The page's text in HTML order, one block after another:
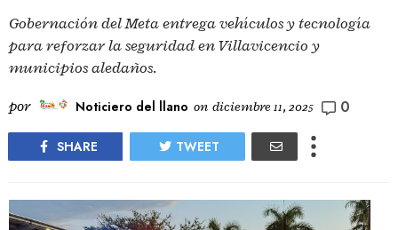
Gobernación del Meta entrega vehículos y tecnología
para reforzar la seguridad en Villavicencio y
municipios aledaños.
por Noticiero del llano on diciembre 11, 2025 0
SHARE TWEET